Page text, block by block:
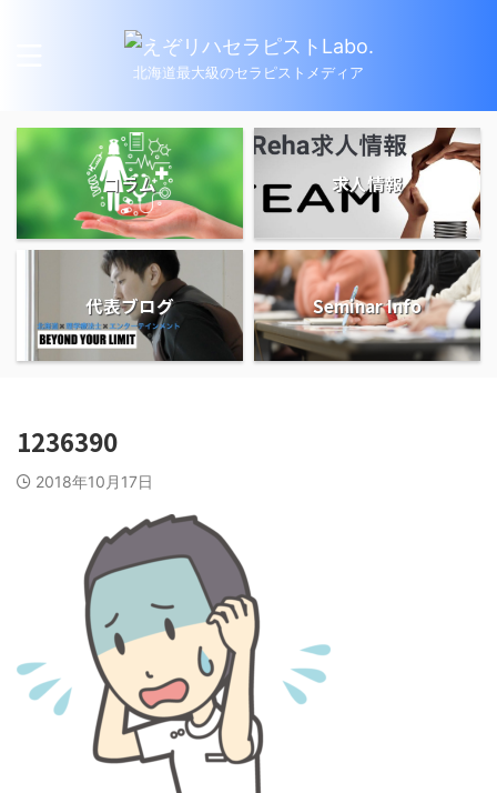
北海道最大級のセラピストメディア
コラム 求人情報
代表ブログ Seminar Info
1236390
2018年10月17日